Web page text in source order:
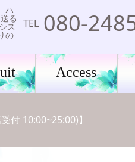
ハ
る
ス
の
TEL 080-
Access
付 10:00~25:00)】